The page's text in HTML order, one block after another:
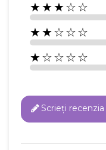
★★★☆☆
★★☆☆☆
★☆☆☆☆
Scrieți recenzia